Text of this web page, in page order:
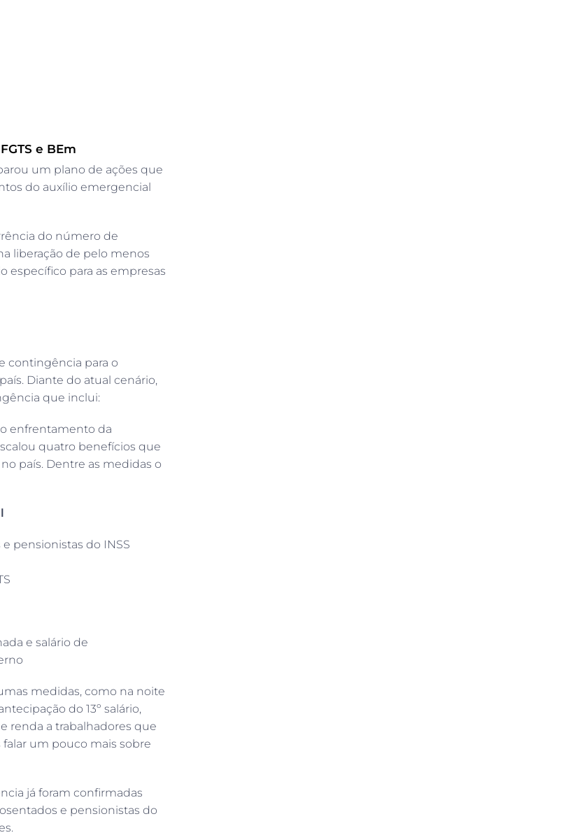
e BEm
um plano de ações que
do auxílio emergencial
do número de
liberação de pelo menos
específico para as empresas
contingência para o
Diante do atual cenário,
que inclui:
enfrentamento da
quatro benefícios que
país. Dentre as medidas o
pensionistas do INSS
e salário de
medidas, como na noite
do 13º salário,
renda a trabalhadores que
um pouco mais sobre
já foram confirmadas
e pensionistas do